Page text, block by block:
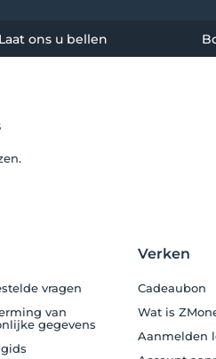
Laat ons u bellen
vragen
van
gegevens
Verken
Cadeaubon
Wat is
Aanmelden